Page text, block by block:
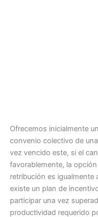
Ofrecemos inicialmente
convenio colectivo de
vez vencido este, si el
favorablemente, la
retribución es
existe un plan de
participar una vez
productividad requerido